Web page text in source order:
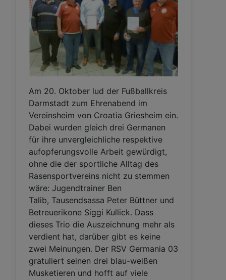
Am 20. Oktober lud der Fußballkreis
Darmstadt zum Ehrenabend im
Vereinsheim von Croatia Griesheim ein.
Dabei wurden gleich drei Germanen
für ihre unvergleichliche respektive
aufopferungsvolle Arbeit gewürdigt,
ohne die der sportliche Alltag des
Rasensportvereins nicht zu stemmen
wäre: Jugendtrainer Ben
Talib, Tausendsassa Peter Büttner und
Betreuerikone Siggi Kullick. Dass
dieses Trio die Auszeichnung mehr als
verdient hat, darüber gibt es keine
zwei Meinungen. Der RSV Germania 03
gratuliert seinen drei blau-weißen
Musketieren und hofft auf viele